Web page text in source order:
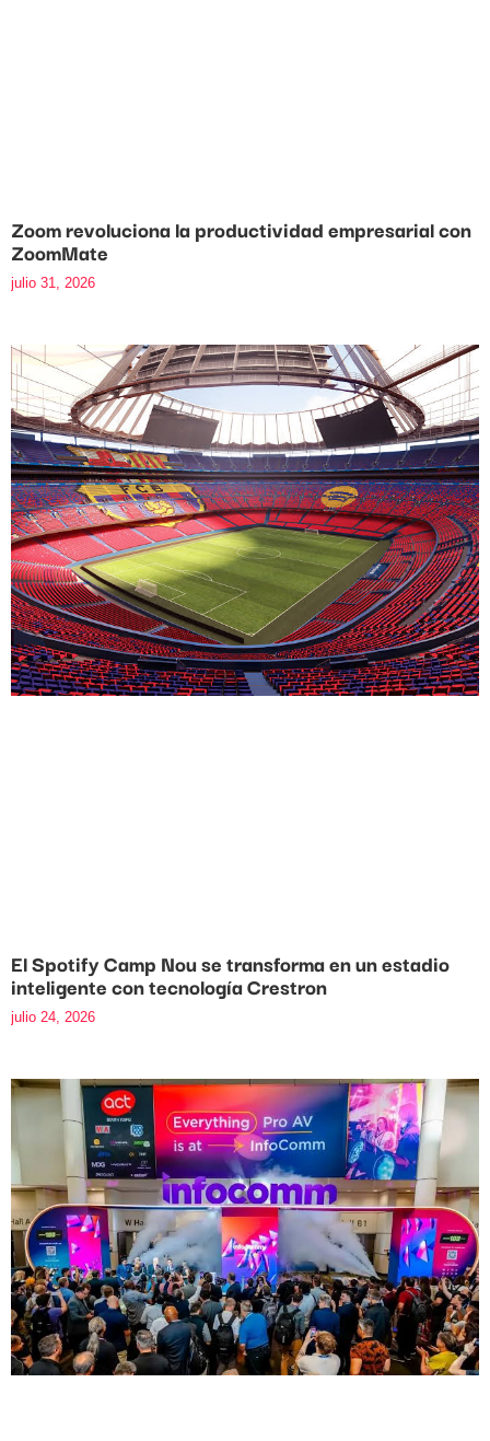
Zoom revoluciona la productividad empresarial con
ZoomMate
julio 31, 2026
El Spotify Camp Nou se transforma en un estadio
inteligente con tecnología Crestron
julio 24, 2026